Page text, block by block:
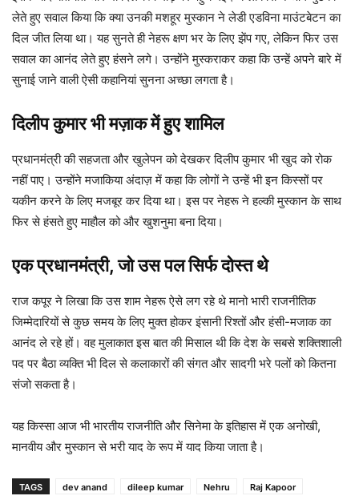
लेते हुए सवाल किया कि क्या उनकी मशहूर मुस्कान ने लेडी एडविना माउंटबेटन का
दिल जीत लिया था। यह सुनते ही नेहरू क्षण भर के लिए झेंप गए, लेकिन फिर उस
सवाल का आनंद लेते हुए हंसने लगे। उन्होंने मुस्कराकर कहा कि उन्हें अपने बारे में
सुनाई जाने वाली ऐसी कहानियां सुनना अच्छा लगता है।
दिलीप कुमार भी मज़ाक में हुए शामिल
प्रधानमंत्री की सहजता और खुलेपन को देखकर दिलीप कुमार भी खुद को रोक
नहीं पाए। उन्होंने मजाकिया अंदाज़ में कहा कि लोगों ने उन्हें भी इन किस्सों पर
यकीन करने के लिए मजबूर कर दिया था। इस पर नेहरू ने हल्की मुस्कान के साथ
फिर से हंसते हुए माहौल को और खुशनुमा बना दिया।
एक प्रधानमंत्री, जो उस पल सिर्फ दोस्त थे
राज कपूर ने लिखा कि उस शाम नेहरू ऐसे लग रहे थे मानो भारी राजनीतिक
जिम्मेदारियों से कुछ समय के लिए मुक्त होकर इंसानी रिश्तों और हंसी-मजाक का
आनंद ले रहे हों। वह मुलाकात इस बात की मिसाल थी कि देश के सबसे शक्तिशाली
पद पर बैठा व्यक्ति भी दिल से कलाकारों की संगत और सादगी भरे पलों को कितना
संजो सकता है।
यह किस्सा आज भी भारतीय राजनीति और सिनेमा के इतिहास में एक अनोखी,
मानवीय और मुस्कान से भरी याद के रूप में याद किया जाता है।
TAGS dev anand dileep kumar Nehru Raj Kapoor